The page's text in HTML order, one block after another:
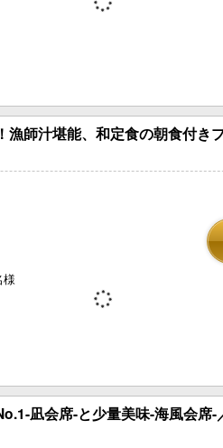
師汁堪能、和定食の朝食付き
様
凪会席-と少量美味-海風会席-